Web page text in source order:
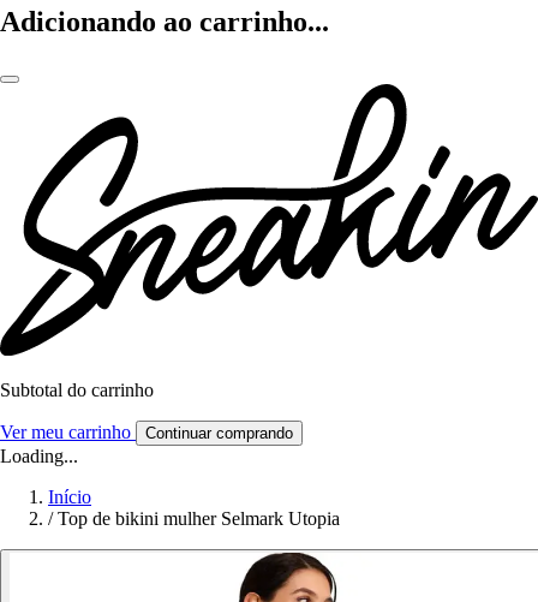
Adicionando ao carrinho...
Subtotal do carrinho
Ver meu carrinho Continuar comprando
Loading...
Início
/ Top de bikini mulher Selmark Utopia